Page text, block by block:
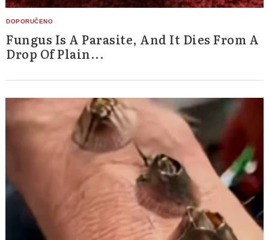
Fungus Is A Parasite, And It Dies From A
Drop Of Plain...